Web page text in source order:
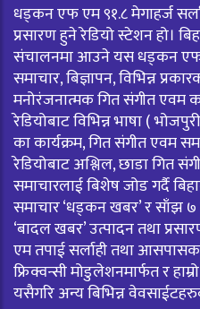
धड्कन एफ एम ९१.८ मेगाहर्ज
प्रसारण हुने रेडियो स्टेशन हो।
संचालनमा आउने यस धड्कन
समाचार, बिज्ञापन, विभिन्न
मनोरंजनात्मक गित संगीत एवम
रेडियोबाट विभिन्न भाषा (
का कार्यक्रम, गित संगीत एवम
रेडियोबाट अश्लिल, छाडा गित
समाचारलाई बिशेष जोड गर्दै
समाचार ‘धड्कन खबर’ र साँझ ७
‘बादल खबर’ उत्पादन तथा
एम तपाई सर्लाही तथा
फ्रिक्वन्सी मोडुलेशनमार्फत र
यसैगरि अन्य बिभिन्न